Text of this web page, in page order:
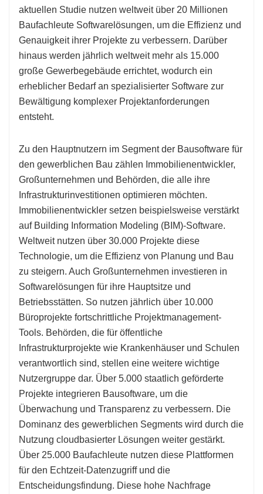
aktuellen Studie nutzen weltweit über 20 Millionen
Baufachleute Softwarelösungen, um die Effizienz und
Genauigkeit ihrer Projekte zu verbessern. Darüber
hinaus werden jährlich weltweit mehr als 15.000
große Gewerbegebäude errichtet, wodurch ein
erheblicher Bedarf an spezialisierter Software zur
Bewältigung komplexer Projektanforderungen
entsteht.
Zu den Hauptnutzern im Segment der Bausoftware für
den gewerblichen Bau zählen Immobilienentwickler,
Großunternehmen und Behörden, die alle ihre
Infrastrukturinvestitionen optimieren möchten.
Immobilienentwickler setzen beispielsweise verstärkt
auf Building Information Modeling (BIM)-Software.
Weltweit nutzen über 30.000 Projekte diese
Technologie, um die Effizienz von Planung und Bau
zu steigern. Auch Großunternehmen investieren in
Softwarelösungen für ihre Hauptsitze und
Betriebsstätten. So nutzen jährlich über 10.000
Büroprojekte fortschrittliche Projektmanagement-
Tools. Behörden, die für öffentliche
Infrastrukturprojekte wie Krankenhäuser und Schulen
verantwortlich sind, stellen eine weitere wichtige
Nutzergruppe dar. Über 5.000 staatlich geförderte
Projekte integrieren Bausoftware, um die
Überwachung und Transparenz zu verbessern. Die
Dominanz des gewerblichen Segments wird durch die
Nutzung cloudbasierter Lösungen weiter gestärkt.
Über 25.000 Baufachleute nutzen diese Plattformen
für den Echtzeit-Datenzugriff und die
Entscheidungsfindung. Diese hohe Nachfrage